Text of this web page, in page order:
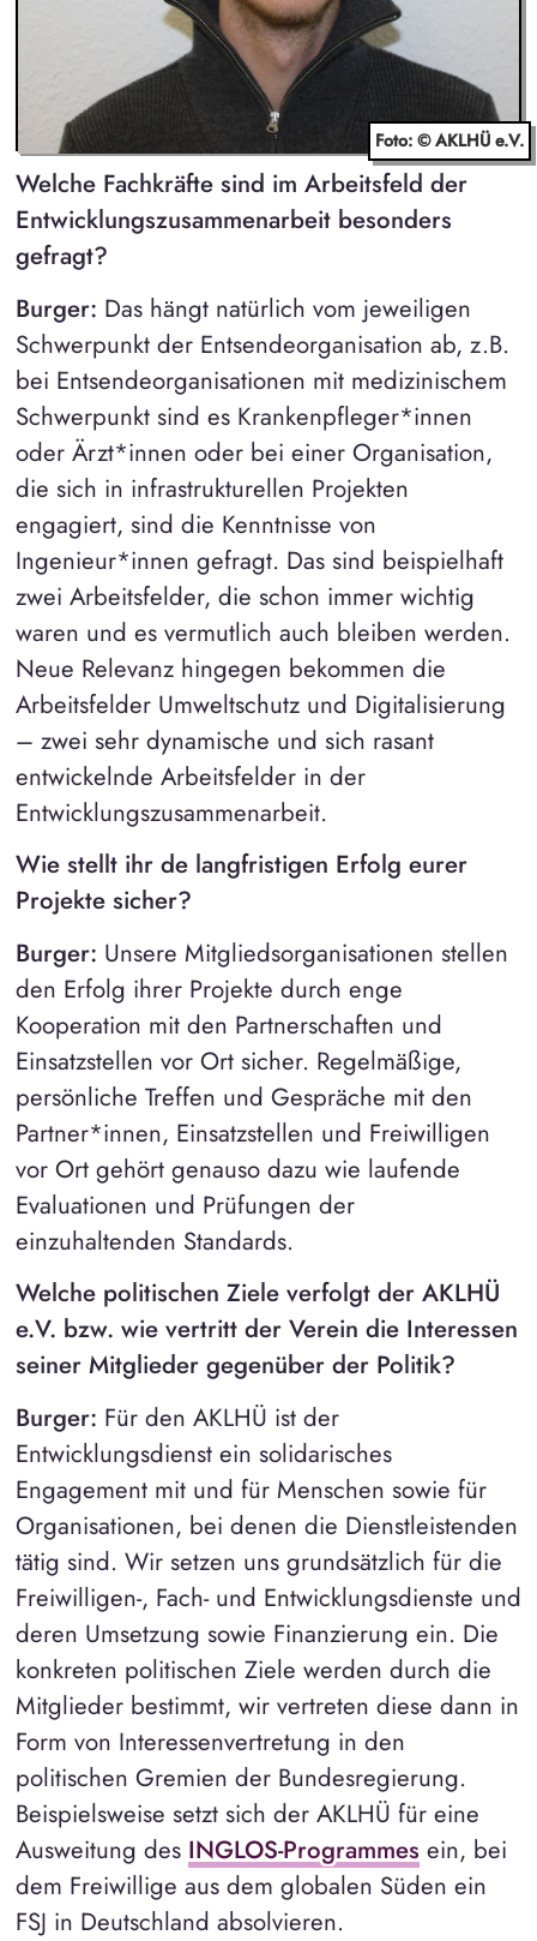
Foto: © AKLHÜ e.V.
Welche Fachkräfte sind im Arbeitsfeld der
Entwicklungszusammenarbeit besonders
gefragt?
Burger: Das hängt natürlich vom jeweiligen
Schwerpunkt der Entsendeorganisation ab, z.B.
bei Entsendeorganisationen mit medizinischem
Schwerpunkt sind es Krankenpfleger*innen
oder Ärzt*innen oder bei einer Organisation,
die sich in infrastrukturellen Projekten
engagiert, sind die Kenntnisse von
Ingenieur*innen gefragt. Das sind beispielhaft
zwei Arbeitsfelder, die schon immer wichtig
waren und es vermutlich auch bleiben werden.
Neue Relevanz hingegen bekommen die
Arbeitsfelder Umweltschutz und Digitalisierung
– zwei sehr dynamische und sich rasant
entwickelnde Arbeitsfelder in der
Entwicklungszusammenarbeit.
Wie stellt ihr de langfristigen Erfolg eurer
Projekte sicher?
Burger: Unsere Mitgliedsorganisationen stellen
den Erfolg ihrer Projekte durch enge
Kooperation mit den Partnerschaften und
Einsatzstellen vor Ort sicher. Regelmäßige,
persönliche Treffen und Gespräche mit den
Partner*innen, Einsatzstellen und Freiwilligen
vor Ort gehört genauso dazu wie laufende
Evaluationen und Prüfungen der
einzuhaltenden Standards.
Welche politischen Ziele verfolgt der AKLHÜ
e.V. bzw. wie vertritt der Verein die Interessen
seiner Mitglieder gegenüber der Politik?
Burger: Für den AKLHÜ ist der
Entwicklungsdienst ein solidarisches
Engagement mit und für Menschen sowie für
Organisationen, bei denen die Dienstleistenden
tätig sind. Wir setzen uns grundsätzlich für die
Freiwilligen-, Fach- und Entwicklungsdienste und
deren Umsetzung sowie Finanzierung ein. Die
konkreten politischen Ziele werden durch die
Mitglieder bestimmt, wir vertreten diese dann in
Form von Interessenvertretung in den
politischen Gremien der Bundesregierung.
Beispielsweise setzt sich der AKLHÜ für eine
Ausweitung des INGLOS-Programmes ein, bei
dem Freiwillige aus dem globalen Süden ein
FSJ in Deutschland absolvieren.